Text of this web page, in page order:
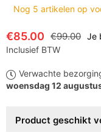
Nog 5 artikelen op
Normale
prijs
€85.00 €99.00 Je
Inclusief BTW
Verwachte
woensdag 12
Product geschikt